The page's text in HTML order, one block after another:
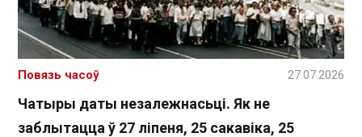
Чатыры даты незалежнасьці. Як не
заблытацца ў 27 ліпеня, 25 сакавіка, 25
Повязь часоў 27.07.2026